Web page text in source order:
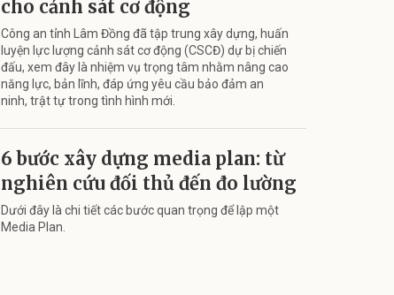
cho cảnh sát cơ động
Công an tỉnh Lâm Đồng đã tập trung xây dựng, huấn
luyện lực lượng cảnh sát cơ động (CSCĐ) dự bị chiến
đấu, xem đây là nhiệm vụ trọng tâm nhằm nâng cao
năng lực, bản lĩnh, đáp ứng yêu cầu bảo đảm an
ninh, trật tự trong tình hình mới.
6 bước xây dựng media plan: từ
nghiên cứu đối thủ đến đo lường
Dưới đây là chi tiết các bước quan trọng để lập một
Media Plan.